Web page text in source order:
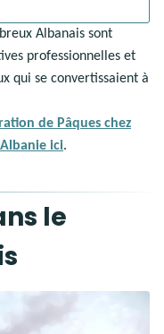
Albanais sont
professionnelles et
qui se convertissaient à
de Pâques chez
ici.
le